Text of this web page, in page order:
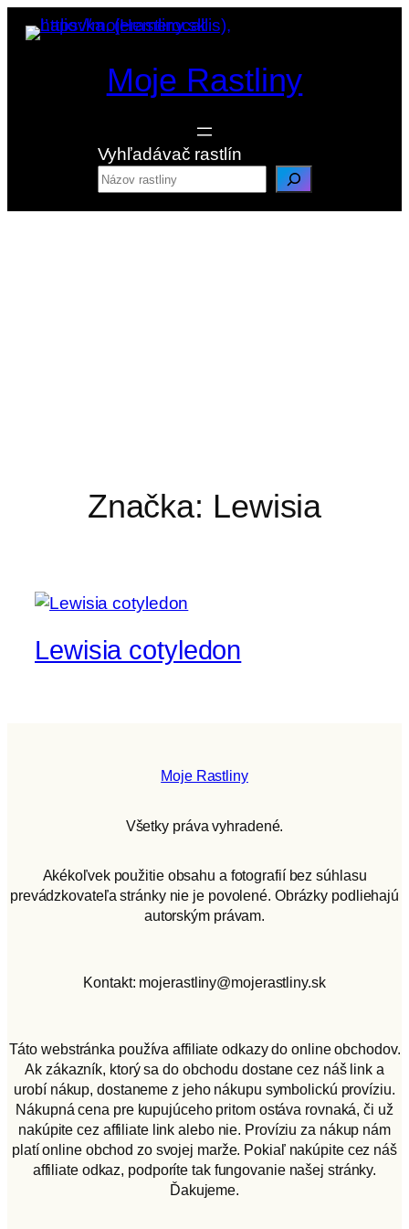
Prejsť
na
Moje Rastliny
Vyhľadávač rastlín
Značka: Lewisia
Lewisia cotyledon
Moje Rastliny
Všetky práva vyhradené.
Akékoľvek použitie obsahu a fotografií bez súhlasu
prevádzkovateľa stránky nie je povolené. Obrázky podliehajú
autorským právam.
Kontakt: mojerastliny@mojerastliny.sk
Táto webstránka používa affiliate odkazy do online obchodov.
Ak zákazník, ktorý sa do obchodu dostane cez náš link a
urobí nákup, dostaneme z jeho nákupu symbolickú províziu.
Nákupná cena pre kupujúceho pritom ostáva rovnaká, či už
nakúpite cez affiliate link alebo nie. Províziu za nákup nám
platí online obchod zo svojej marže. Pokiaľ nakúpite cez náš
affiliate odkaz, podporíte tak fungovanie našej stránky.
Ďakujeme.